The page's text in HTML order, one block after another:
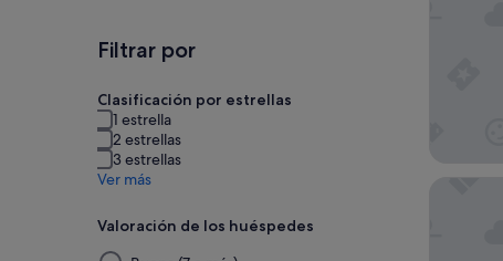
Filtrar por
Clasificación por estrellas
1 estrella
2 estrellas
3 estrellas
Ver más
Valoración de los huéspedes
Al